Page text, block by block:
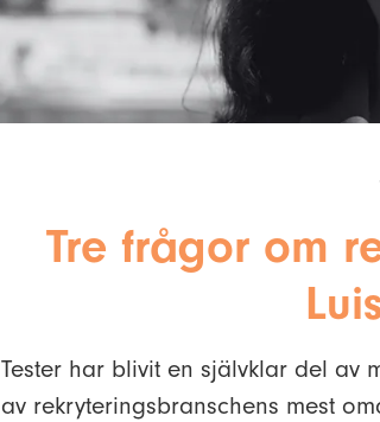
Tre frågor om
Tester har blivit en självklar del av
av rekryteringsbranschens mest